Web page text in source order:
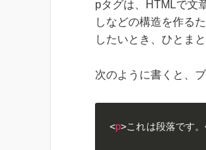
pタグは、HTMLで文
しなどの構造を作る
したいとき、ひとま
次のように書くと、
<p>これは段落です。